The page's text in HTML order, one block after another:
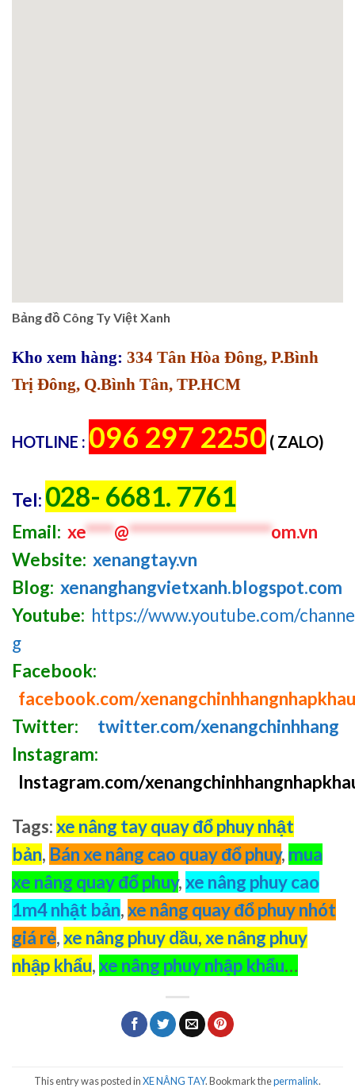
Bảng đồ Công Ty Việt Xanh
Kho xem hàng: 334 Tân Hòa Đông, P.Bình
Trị Đông, Q.Bình Tân, TP.HCM
HOTLINE : 096 297 2250 ( ZALO)
Tel: 028- 6681. 7761
Email: xe****@********************om.vn
Website: xenangtay.vn
Blog: xenanghangvietxanh.blogspot.com
Youtube: https://www.youtube.com/
g
Facebook:
facebook.com/xenangchinhhangnhapkhau
Twitter:
twitter.com/xenangchinhhang
Instagram:
Instagram.com/
Tags:xe nâng tay quay đổ phuy nhật
bản, Bán xe nâng cao quay đổ phuy, mua
xe nâng quay đổ phuy,xe nâng phuy cao
1m4 nhật bản,xe nâng quay đổ phuy nhót
giá rẻ,xe nâng phuy dầu,xe nâng phuy
nhập khẩu,xe nâng phuy nhập khẩu…
This entry was posted inXE NÂNG TAY. Bookmark thepermalink.